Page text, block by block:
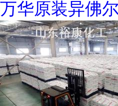
万华原装异佛